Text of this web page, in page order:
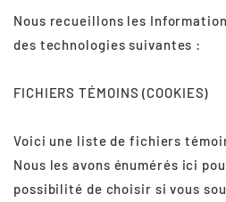
Nous recueillons les
des technologies suivantes :
FICHIERS TÉMOINS (COOKIES)
Voici une liste de fichiers
Nous les avons énumérés ici
possibilité de choisir si vous